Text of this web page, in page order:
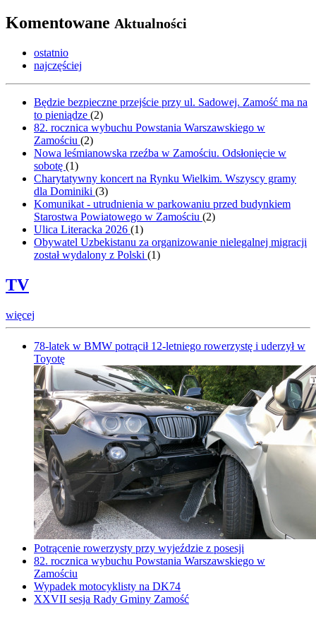
Komentowane Aktualności
ostatnio
najczęściej
Będzie bezpieczne przejście przy ul. Sadowej. Zamość ma na
to pieniądze (2)
82. rocznica wybuchu Powstania Warszawskiego w
Zamościu (2)
Nowa leśmianowska rzeźba w Zamościu. Odsłonięcie w
sobotę (1)
Charytatywny koncert na Rynku Wielkim. Wszyscy gramy
dla Dominiki (3)
Komunikat - utrudnienia w parkowaniu przed budynkiem
Starostwa Powiatowego w Zamościu (2)
Ulica Literacka 2026 (1)
Obywatel Uzbekistanu za organizowanie nielegalnej migracji
został wydalony z Polski (1)
TV
więcej
78-latek w BMW potrącił 12-letniego rowerzystę i uderzył w
Toyotę
Potrącenie rowerzysty przy wyjeździe z posesji
82. rocznica wybuchu Powstania Warszawskiego w
Zamościu
Wypadek motocyklisty na DK74
XXVII sesja Rady Gminy Zamość